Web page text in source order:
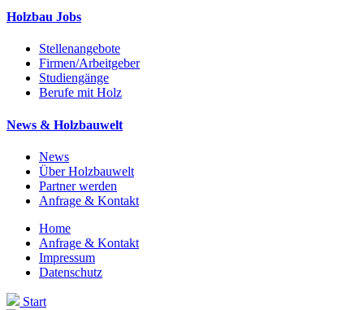
Holzbau Jobs
Stellenangebote
Firmen/Arbeitgeber
Studiengänge
Berufe mit Holz
News & Holzbauwelt
News
Über Holzbauwelt
Partner werden
Anfrage & Kontakt
Home
Anfrage & Kontakt
Impressum
Datenschutz
Start